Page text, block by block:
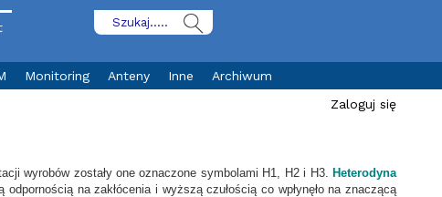
Monitoring Anteny Inne
Archiwum
Zaloguj się
wyrobów zostały one oznaczone symbolami H1, H2 i H3. Heterodyna
na zakłócenia i wyższą czułością co wpłynęło na znaczącą